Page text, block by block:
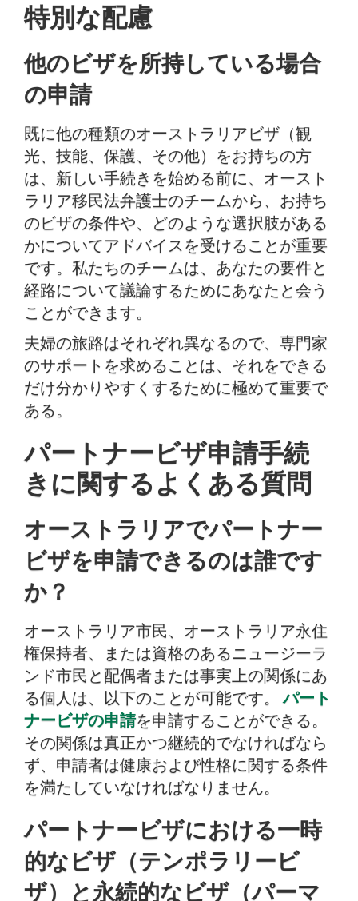
特別な配慮
他のビザを所持している場合
の申請
既に他の種類のオーストラリアビザ（観
光、技能、保護、その他）をお持ちの方
は、新しい手続きを始める前に、オースト
ラリア移民法弁護士のチームから、お持ち
のビザの条件や、どのような選択肢がある
かについてアドバイスを受けることが重要
です。私たちのチームは、あなたの要件と
経路について議論するためにあなたと会う
ことができます。
夫婦の旅路はそれぞれ異なるので、専門家
のサポートを求めることは、それをできる
だけ分かりやすくするために極めて重要で
ある。
パートナービザ申請手続
きに関するよくある質問
オーストラリアでパートナー
ビザを申請できるのは誰です
か？
オーストラリア市民、オーストラリア永住
権保持者、または資格のあるニュージーラ
ンド市民と配偶者または事実上の関係にあ
る個人は、以下のことが可能です。パート
ナービザの申請を申請することができる。
その関係は真正かつ継続的でなければなら
ず、申請者は健康および性格に関する条件
を満たしていなければなりません。
パートナービザにおける一時
的なビザ（テンポラリービ
ザ）と永続的なビザ（パーマ